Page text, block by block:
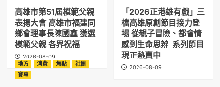
高雄市第51屆模範父親
表揚大會 高雄市福建同
鄉會理事長陳國鑫 獲選
模範父親 各界祝福
2026-08-09
「2026正港雄有戲」三
檔高雄原創節目接力登
場 從親子冒險、都會情
感到生命思辨 系列節目
現正熱賣中
2026-08-09
地方 消費 焦點
社團
賽事